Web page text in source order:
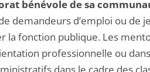
bénévole de sa
demandeurs d’emploi ou de
la fonction publique. Les
professionnelle ou